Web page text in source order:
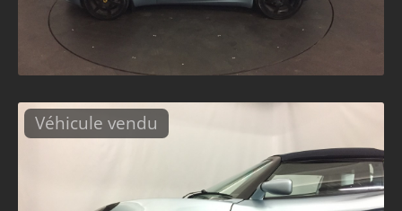
Véhicule vendu